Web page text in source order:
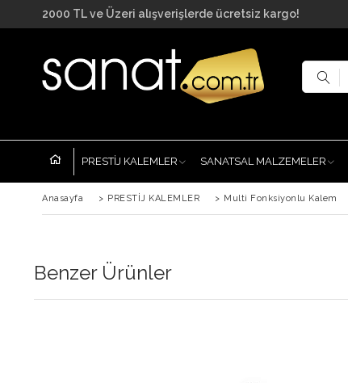
2000 TL ve Üzeri alışverişlerde ücretsiz kargo!
PRESTİJ KALEMLER SANATSAL MALZEMELER
Anasayfa > PRESTİJ KALEMLER > Multi Fonksiyonlu Kalem
Benzer Ürünler